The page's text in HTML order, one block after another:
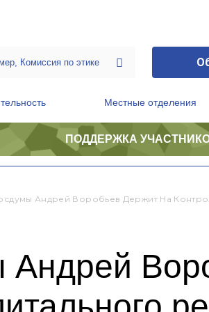
Местные отделения
ПОДДЕРЖКА
Андрей Воробьев Держит На
Андрей